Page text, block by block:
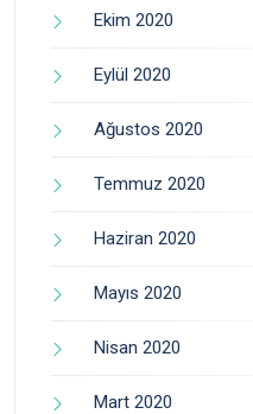
Ekim 2020
Eylül 2020
Ağustos 2020
Temmuz 2020
Haziran 2020
Mayıs 2020
Nisan 2020
Mart 2020